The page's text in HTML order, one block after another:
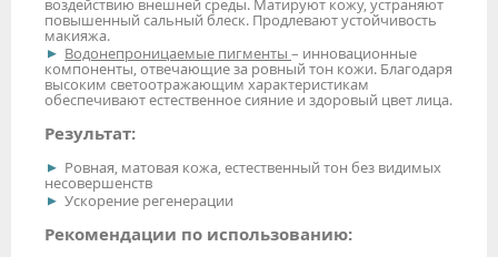
воздействию внешней среды. Матируют кожу, устраняют
повышенный сальный блеск. Продлевают устойчивость
макияжа.
Водонепроницаемые пигменты – инновационные
компоненты, отвечающие за ровный тон кожи. Благодаря
высоким светоотражающим характеристикам
обеспечивают естественное сияние и здоровый цвет лица.
Результат:
Ровная, матовая кожа, естественный тон без видимых
несовершенств
Ускорение регенерации
Рекомендации по использованию: